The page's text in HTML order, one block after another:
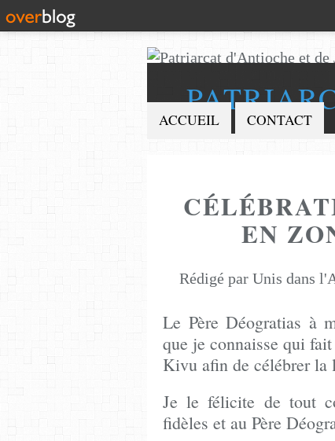
ACCUEIL CONTACT
EN
Rédigé par Unis dans
Le Père Déogratias à
que je connaisse qui
Kivu afin de célébrer la
Je le félicite de tout
fidèles et au Père